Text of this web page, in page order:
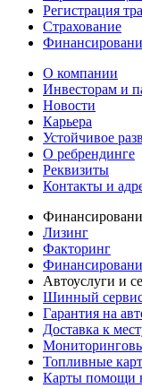
Регистрация
Страхование
О компании
Инвесторам и
Новости
Карьера
Устойчивое
О ребрендинге
Реквизиты
Контакты и
Лизинг
Факторинг
Автоуслуги и
Шинный
Гарантия на
Доставка к
Топливные
Карты помощи